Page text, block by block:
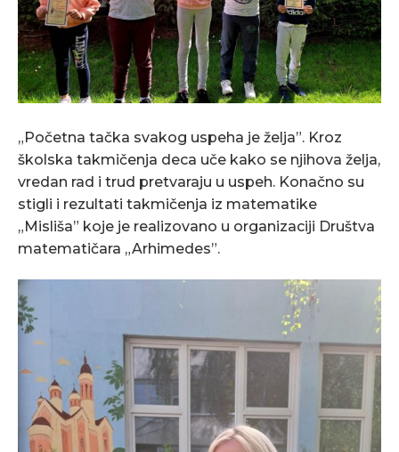
„Početna tačka svakog uspeha je želja”. Kroz
školska takmičenja deca uče kako se njihova želja,
vredan rad i trud pretvaraju u uspeh. Konačno su
stigli i rezultati takmičenja iz matematike
„Misliša” koje je realizovano u organizaciji Društva
matematičara „Arhimedes”.